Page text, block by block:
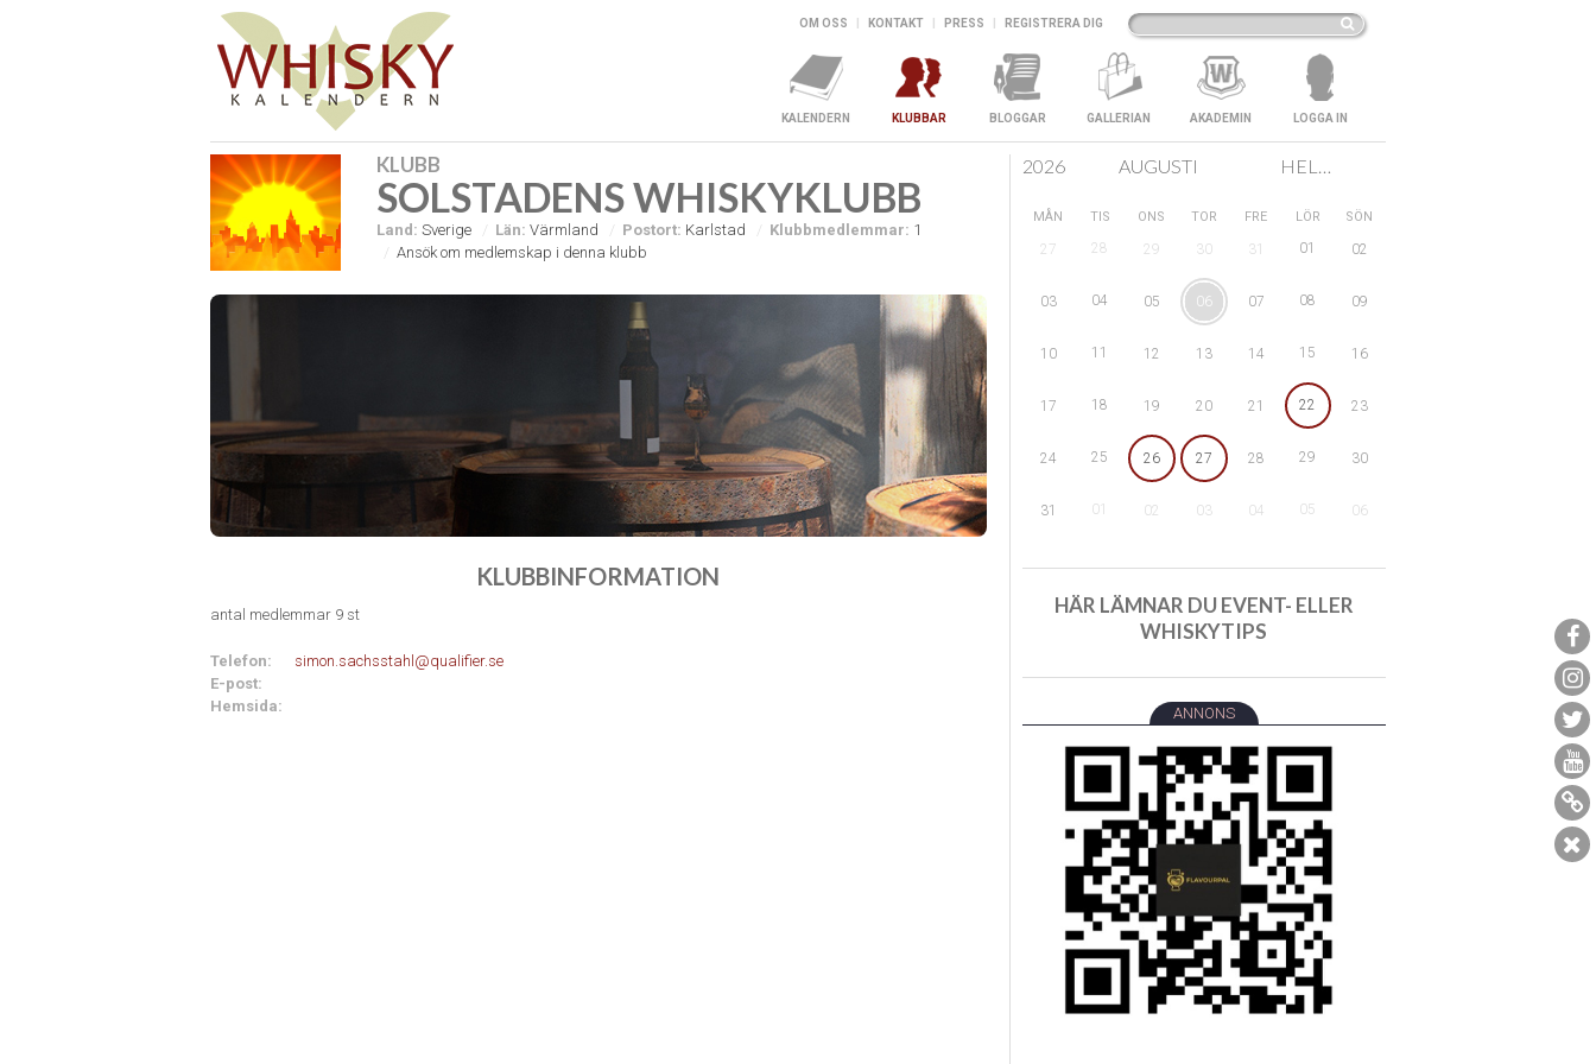
OM OSS KONTAKT PRESS REGISTRERA DIG
KALENDERN KLUBBAR BLOGGAR GALLERIAN AKADEMIN LOGGA IN
KLUBB
SOLSTADENS WHISKYKLUBB
Land: Sverige Län: Värmland Postort: Karlstad Klubbmedlemmar: 1
Ansök om medlemskap i denna klubb
KLUBBINFORMATION
antal medlemmar 9 st
Telefon:
simon.sachsstahl@qualifier.se
E-post:
Hemsida:
2026 AUGUSTI HELA SVERIGE
MÅN TIS ONS TOR FRE LÖR SÖN
27 28 29 30 31 01 02
03 04 05 06 07 08 09
10 11 12 13 14 15 16
17 18 19 20 21 22 23
24 25 26 27 28 29 30
31 01 02 03 04 05 06
HÄR LÄMNAR DU EVENT- ELLER
WHISKYTIPS
ANNONS